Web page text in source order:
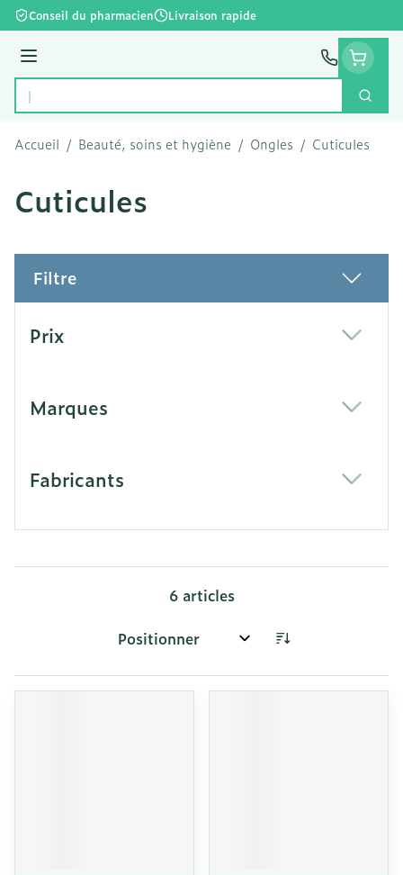
Aller au contenu
Conseil du pharmacien Livraison rapide
Menu
Rechercher
Accueil / Beauté, soins et hygiène / Ongles / Cuticules
Cuticules
Filtre
Prix
Marques
Fabricants
6articles
Trier par: